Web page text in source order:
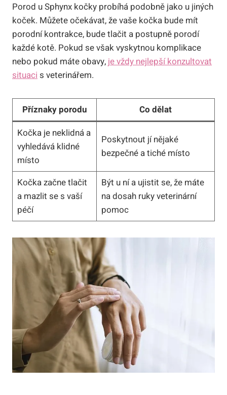
Porod u Sphynx kočky probíhá podobně jako u jiných
koček. Můžete očekávat, že vaše kočka bude mít
porodní kontrakce, bude tlačit a postupně porodí
každé kotě. Pokud se však vyskytnou komplikace
nebo pokud máte obavy, je vždy nejlepší konzultovat
situacis veterinářem.
Příznaky porodu
Co dělat
Kočka je neklidná a
vyhledává klidné
místo
Poskytnout jí nějaké
bezpečné a tiché místo
Kočka začne tlačit
a mazlit se s vaší
péčí
Být u ní a ujistit se, že máte
na dosah ruky veterinární
pomoc